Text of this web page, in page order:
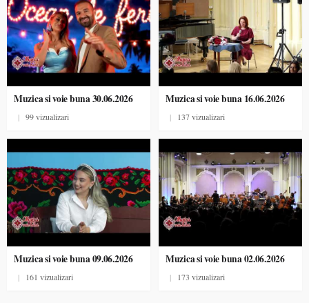
Muzica si voie buna 30.06.2026
| 99 vizualizari
Muzica si voie buna 16.06.2026
| 137 vizualizari
Muzica si voie buna 09.06.2026
| 161 vizualizari
Muzica si voie buna 02.06.2026
| 173 vizualizari